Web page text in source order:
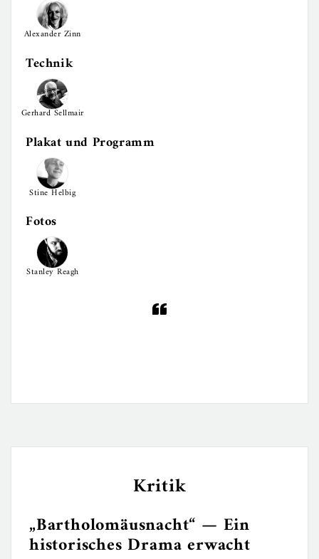
Alexander Zinn
Technik
Gerhard Sellmair
Plakat und Programm
Stine Helbig
Fotos
Stanley Reagh
Kritik
„Bartholomäusnacht“ — Ein
historisches Drama erwacht